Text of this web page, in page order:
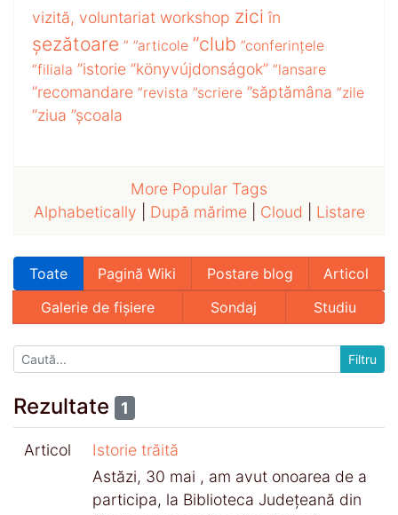
vizită, voluntariat workshop zici în
șezătoare ” ”articole ”club ”conferințele
”filiala ”istorie ”könyvújdonságok” ”lansare
”recomandare ”revista ”scriere ”săptămâna ”zile
”ziua ”școala
More Popular Tags
Alphabetically
După mărime| Cloud Listare
Toate Pagină Wiki Postare blog
Articol
Galerie de fișiere
Sondaj Studiu
Rezultate 1
Articol
Istorie trăită
Astăzi, 30 mai , am avut onoarea de a
participa, la Biblioteca Județeană din